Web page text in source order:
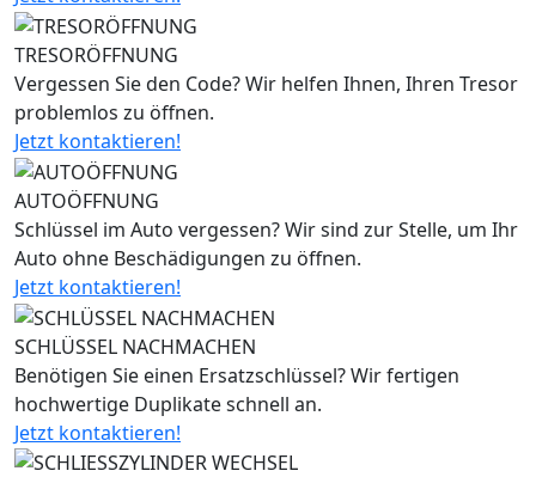
TRESORÖFFNUNG
Vergessen Sie den Code? Wir helfen Ihnen, Ihren Tresor
problemlos zu öffnen.
Jetzt kontaktieren!
AUTOÖFFNUNG
Schlüssel im Auto vergessen? Wir sind zur Stelle, um Ihr
Auto ohne Beschädigungen zu öffnen.
Jetzt kontaktieren!
SCHLÜSSEL NACHMACHEN
Benötigen Sie einen Ersatzschlüssel? Wir fertigen
hochwertige Duplikate schnell an.
Jetzt kontaktieren!